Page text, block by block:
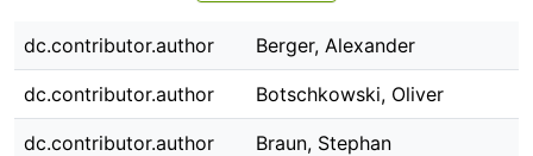
dc.contributor.author Berger, Alexander
dc.contributor.author Botschkowski, Oliver
dc.contributor.author Braun, Stephan